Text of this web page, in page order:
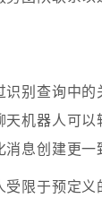
别查询中
天机器人可
息创建更一
限于预定